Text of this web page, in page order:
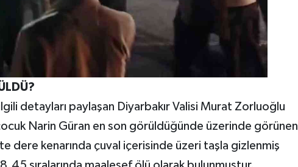
detayları paylaşan Diyarbakır Valisi Murat Zorluoğlu
Narin Güran en son görüldüğünde üzerinde görünen
dere kenarında çuval içerisinde üzeri taşla gizlenmiş